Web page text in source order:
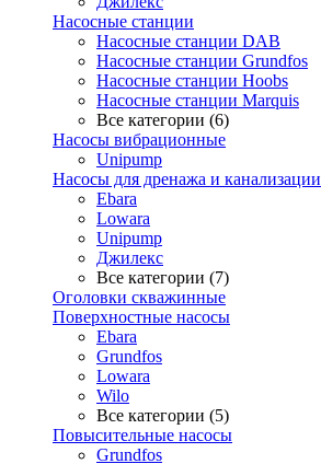
Насосные станции
Насосные станции DAB
Насосные станции Grundfos
Насосные станции Hoobs
Насосные станции Marquis
Все категории (6)
Насосы вибрационные
Unipump
Насосы для дренажа и канализации
Ebara
Lowara
Unipump
Джилекс
Все категории (7)
Оголовки скважинные
Поверхностные насосы
Ebara
Grundfos
Lowara
Wilo
Все категории (5)
Повысительные насосы
Grundfos